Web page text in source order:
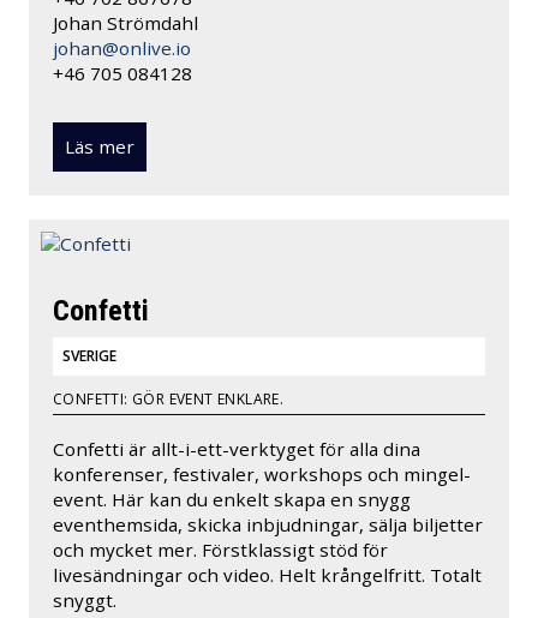
Johan Strömdahl
johan@onlive.io
+46 705 084128
Läs mer
Confetti
SVERIGE
CONFETTI: GÖR EVENT ENKLARE.
Confetti är allt-i-ett-verktyget för alla dina
konferenser, festivaler, workshops och mingel-
event. Här kan du enkelt skapa en snygg
eventhemsida, skicka inbjudningar, sälja biljetter
och mycket mer. Förstklassigt stöd för
livesändningar och video. Helt krångelfritt. Totalt
snyggt.